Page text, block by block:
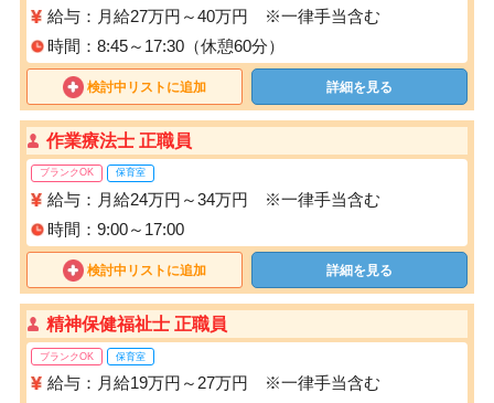
給与：月給27万円～40万円 ※一律手当含む
時間：8:45～17:30（休憩60分）
検討中リストに追加 詳細を見る
作業療法士 正職員
ブランクOK 保育室
給与：月給24万円～34万円 ※一律手当含む
時間：9:00～17:00
検討中リストに追加 詳細を見る
精神保健福祉士 正職員
ブランクOK 保育室
給与：月給19万円～27万円 ※一律手当含む